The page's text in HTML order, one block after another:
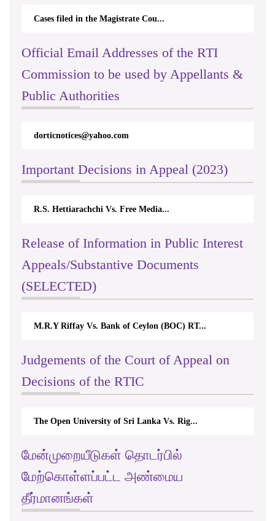
Celebration of International Day For
Universal Access to Information -
2023 on 26th& 27th @ Southern
Kalutara
Cases filed in the Magistrate Cou...
Official Email Addresses of the RTI
Commission to be used by Appellants &
Public Authorities
dorticnotices@yahoo.com
Important Decisions in Appeal (2023)
R.S. Hettiarachchi Vs. Free Media...
Release of Information in Public Interest
Appeals/Substantive Documents
(SELECTED)
M.R.Y Riffay Vs. Bank of Ceylon (BOC) RT...
Judgements of the Court of Appeal on
Decisions of the RTIC
The Open University of Sri Lanka Vs. Rig...
மேன்முறையீடுகள் தொடர்பில்
மேற்கொள்ளப்பட்ட அண்மைய
தீர்மானங்கள்